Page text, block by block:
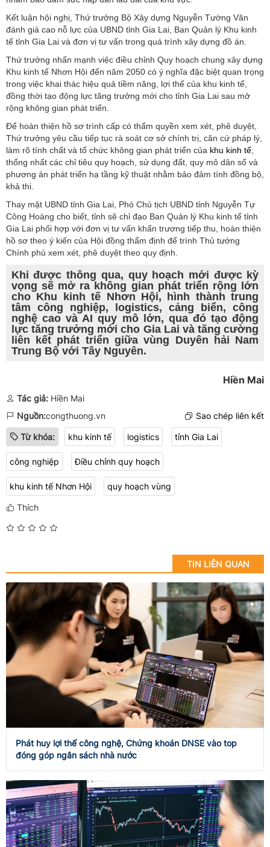
Kết luận hội nghị, Thứ trưởng Bộ Xây dựng Nguyễn Tường Văn
đánh giá cao nỗ lực của UBND tỉnh Gia Lai, Ban Quản lý Khu kinh
tế tỉnh Gia Lai và đơn vị tư vấn trong quá trình xây dựng đồ án.
Thứ trưởng nhấn mạnh việc điều chỉnh Quy hoạch chung xây dựng
Khu kinh tế Nhơn Hội đến năm 2050 có ý nghĩa đặc biệt quan trọng
trong việc khai thác hiệu quả tiềm năng, lợi thế của khu kinh tế,
đồng thời tạo động lực tăng trưởng mới cho tỉnh Gia Lai sau mở
rộng không gian phát triển.
Để hoàn thiện hồ sơ trình cấp có thẩm quyền xem xét, phê duyệt,
Thứ trưởng yêu cầu tiếp tục rà soát cơ sở chính trị, căn cứ pháp lý,
làm rõ tính chất và tổ chức không gian phát triển của khu kinh tế;
thống nhất các chỉ tiêu quy hoạch, sử dụng đất, quy mô dân số và
phương án phát triển hạ tầng kỹ thuật nhằm bảo đảm tính đồng bộ,
khả thi.
Thay mặt UBND tỉnh Gia Lai, Phó Chủ tịch UBND tỉnh Nguyễn Tự
Công Hoàng cho biết, tỉnh sẽ chỉ đạo Ban Quản lý Khu kinh tế tỉnh
Gia Lai phối hợp với đơn vị tư vấn khẩn trương tiếp thu, hoàn thiện
hồ sơ theo ý kiến của Hội đồng thẩm định để trình Thủ tướng
Chính phủ xem xét, phê duyệt theo quy định.
Khi được thông qua, quy hoạch mới được kỳ
vọng sẽ mở ra không gian phát triển rộng lớn
cho Khu kinh tế Nhơn Hội, hình thành trung
tâm công nghiệp, logistics, cảng biển, công
nghệ cao và AI quy mô lớn, qua đó tạo động
lực tăng trưởng mới cho Gia Lai và tăng cường
liên kết phát triển giữa vùng Duyên hải Nam
Trung Bộ với Tây Nguyên.
Hiền Mai
Tác giả: Hiền Mai
Nguồn:congthuong.vn Sao chép liên kết
Từ khóa: khu kinh tế logistics tỉnh Gia Lai
công nghiệp Điều chỉnh quy hoạch
khu kinh tế Nhơn Hội quy hoạch vùng
Thích
TIN LIÊN QUAN
Phát huy lợi thế công nghệ, Chứng khoán DNSE vào top
đóng góp ngân sách nhà nước